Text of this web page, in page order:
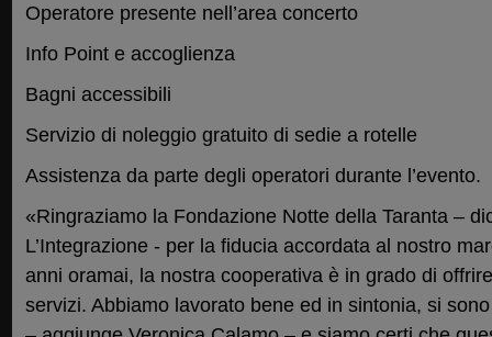
Operatore presente nell’area concerto
Info Point e accoglienza
Bagni accessibili
Servizio di noleggio gratuito di sedie a rotelle
Assistenza da parte degli operatori durante l’evento.
«Ringraziamo la Fondazione Notte della Taranta –
L’Integrazione - per la fiducia accordata al nostro
anni oramai, la nostra cooperativa è in grado di
servizi. Abbiamo lavorato bene ed in sintonia, si